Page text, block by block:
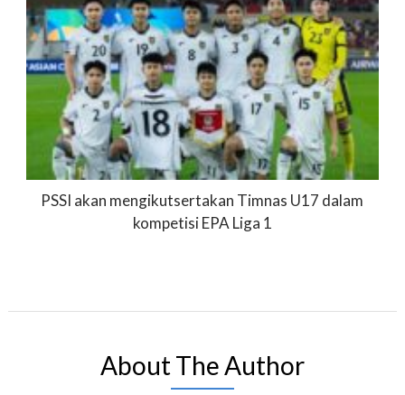
PSSI akan mengikutsertakan Timnas U17 dalam
kompetisi EPA Liga 1
About The Author